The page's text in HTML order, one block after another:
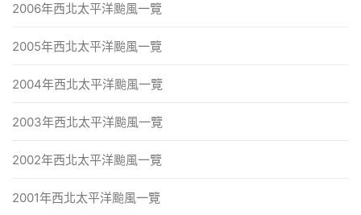
2006年西北太平洋颱風一覽
2005年西北太平洋颱風一覽
2004年西北太平洋颱風一覽
2003年西北太平洋颱風一覽
2002年西北太平洋颱風一覽
2001年西北太平洋颱風一覽